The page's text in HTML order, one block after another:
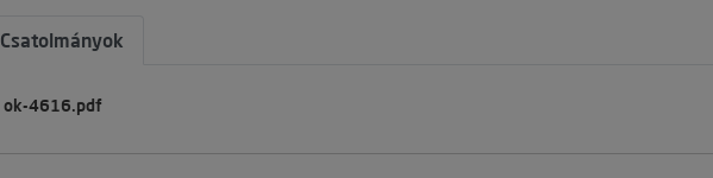
Csatolmányok
ok-4616.pdf